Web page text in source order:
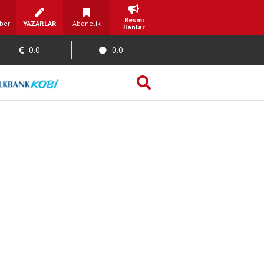
YAZARLAR Abonelik
Resmi
İlanlar
0.0 0.0